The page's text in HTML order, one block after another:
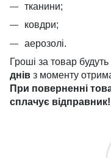
тканини;
ковдри;
аерозолі.
Гроші за товар
днів з моменту
При поверненні
сплачує відправник!